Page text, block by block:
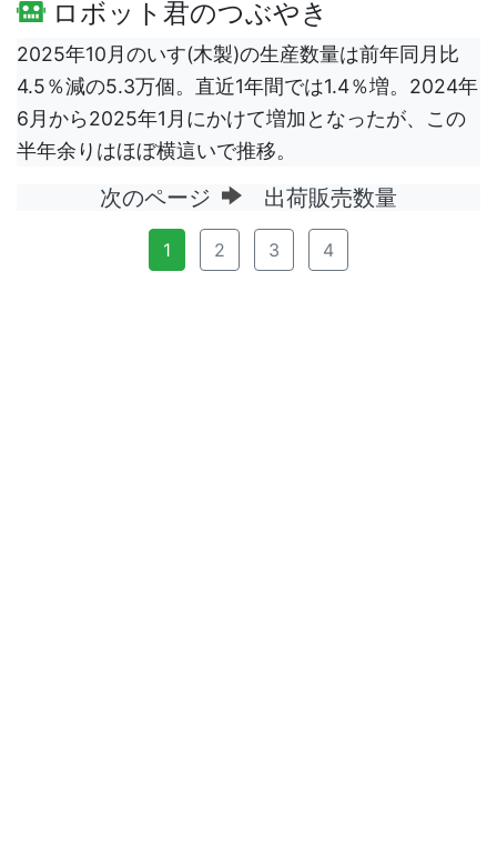
ロボット君のつぶやき
2025年10月のいす(木製)の生産数量は前年同月比
4.5％減の5.3万個。直近1年間では1.4％増。2024年
6月から2025年1月にかけて増加となったが、この
半年余りはほぼ横這いで推移。
次のページ 出荷販売数量
1 2 3 4